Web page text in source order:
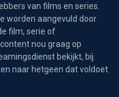
van films en series.
worden aangevuld door
film, serie of
nou graag op
bekijkt, bij
naar hetgeen dat voldoet